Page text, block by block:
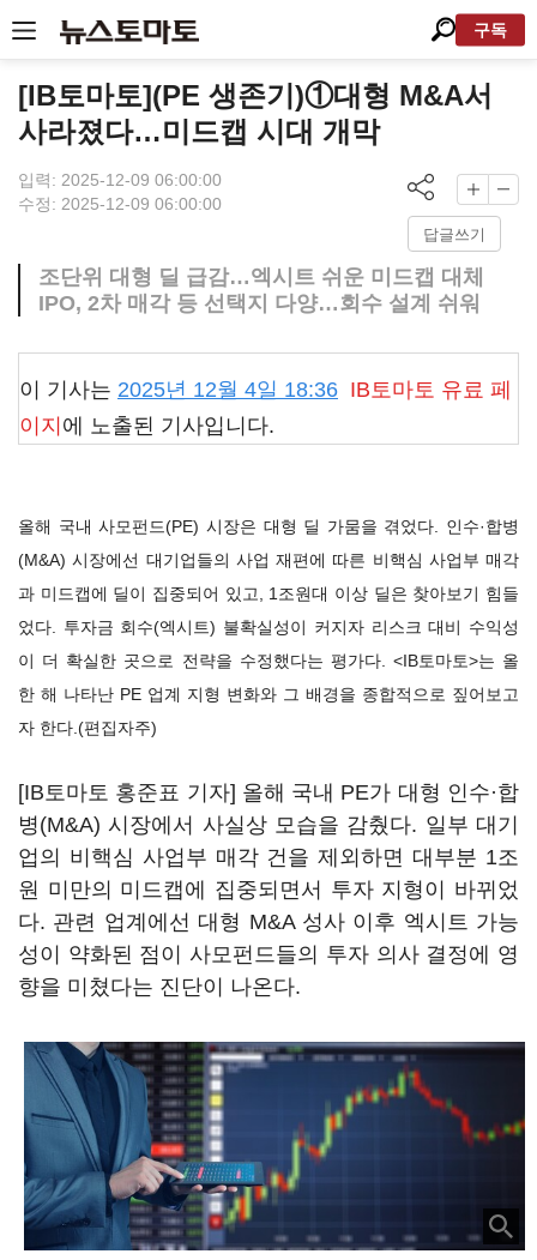
구독
[IB토마토](PE 생존기)①대형 M&A서
사라졌다…미드캡 시대 개막
입력: 2025-12-09 06:00:00
수정: 2025-12-09 06:00:00
답글쓰기
조단위 대형 딜 급감…엑시트 쉬운 미드캡 대체
IPO, 2차 매각 등 선택지 다양…회수 설계 쉬워
이 기사는 2025년 12월 4일 18:36 IB토마토 유료 페
이지 에 노출된 기사입니다.
올해 국내 사모펀드(PE) 시장은 대형 딜 가뭄을 겪었다. 인수·합병
(M&A) 시장에선 대기업들의 사업 재편에 따른 비핵심 사업부 매각
과 미드캡에 딜이 집중되어 있고, 1조원대 이상 딜은 찾아보기 힘들
었다. 투자금 회수(엑시트) 불확실성이 커지자 리스크 대비 수익성
이 더 확실한 곳으로 전략을 수정했다는 평가다. <IB토마토>는 올
한 해 나타난 PE 업계 지형 변화와 그 배경을 종합적으로 짚어보고
자 한다.(편집자주)
[IB토마토 홍준표 기자] 올해 국내 PE가 대형 인수·합
병(M&A) 시장에서 사실상 모습을 감췄다. 일부 대기
업의 비핵심 사업부 매각 건을 제외하면 대부분 1조
원 미만의 미드캡에 집중되면서 투자 지형이 바뀌었
다. 관련 업계에선 대형 M&A 성사 이후 엑시트 가능
성이 약화된 점이 사모펀드들의 투자 의사 결정에 영
향을 미쳤다는 진단이 나온다.